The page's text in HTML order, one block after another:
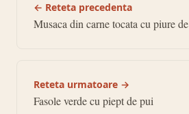
← Reteta precedenta
Musaca din carne tocata cu piure
Reteta urmatoare →
Fasole verde cu piept de pui